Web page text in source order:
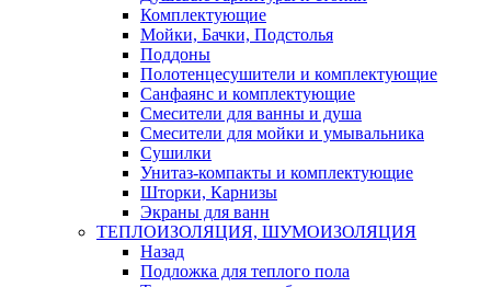
Комплектующие
Мойки, Бачки, Подстолья
Поддоны
Полотенцесушители и комплектующие
Санфаянс и комплектующие
Смесители для ванны и душа
Смесители для мойки и умывальника
Сушилки
Унитаз-компакты и комплектующие
Шторки, Карнизы
Экраны для ванн
ТЕПЛОИЗОЛЯЦИЯ, ШУМОИЗОЛЯЦИЯ
Назад
Подложка для теплого пола